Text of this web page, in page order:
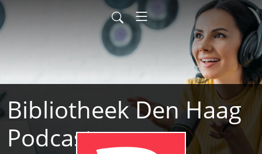
Bibliotheek Den Haag
Podcast